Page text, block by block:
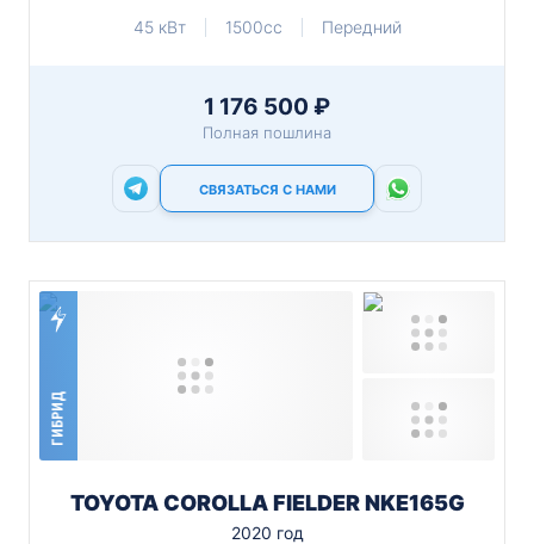
45 кВт
1500cc Передний
1 176 500 ₽
Полная пошлина
СВЯЗАТЬСЯ С НАМИ
ГИБРИД
TOYOTA COROLLA FIELDER NKE165G
2020 год